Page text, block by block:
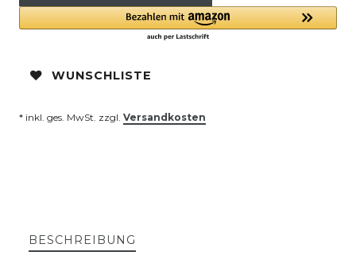
WUNSCHLISTE
* inkl. ges. MwSt. zzgl. Versandkosten
BESCHREIBUNG